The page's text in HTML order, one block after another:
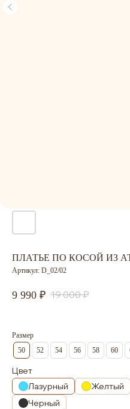
ПЛАТЬЕ ПО КОСОЙ ИЗ
Артикул: D_02/02
9 990 19 000
Размер
50
52 54 56 58 60
Цвет
Лазурный
Желтый
Черный